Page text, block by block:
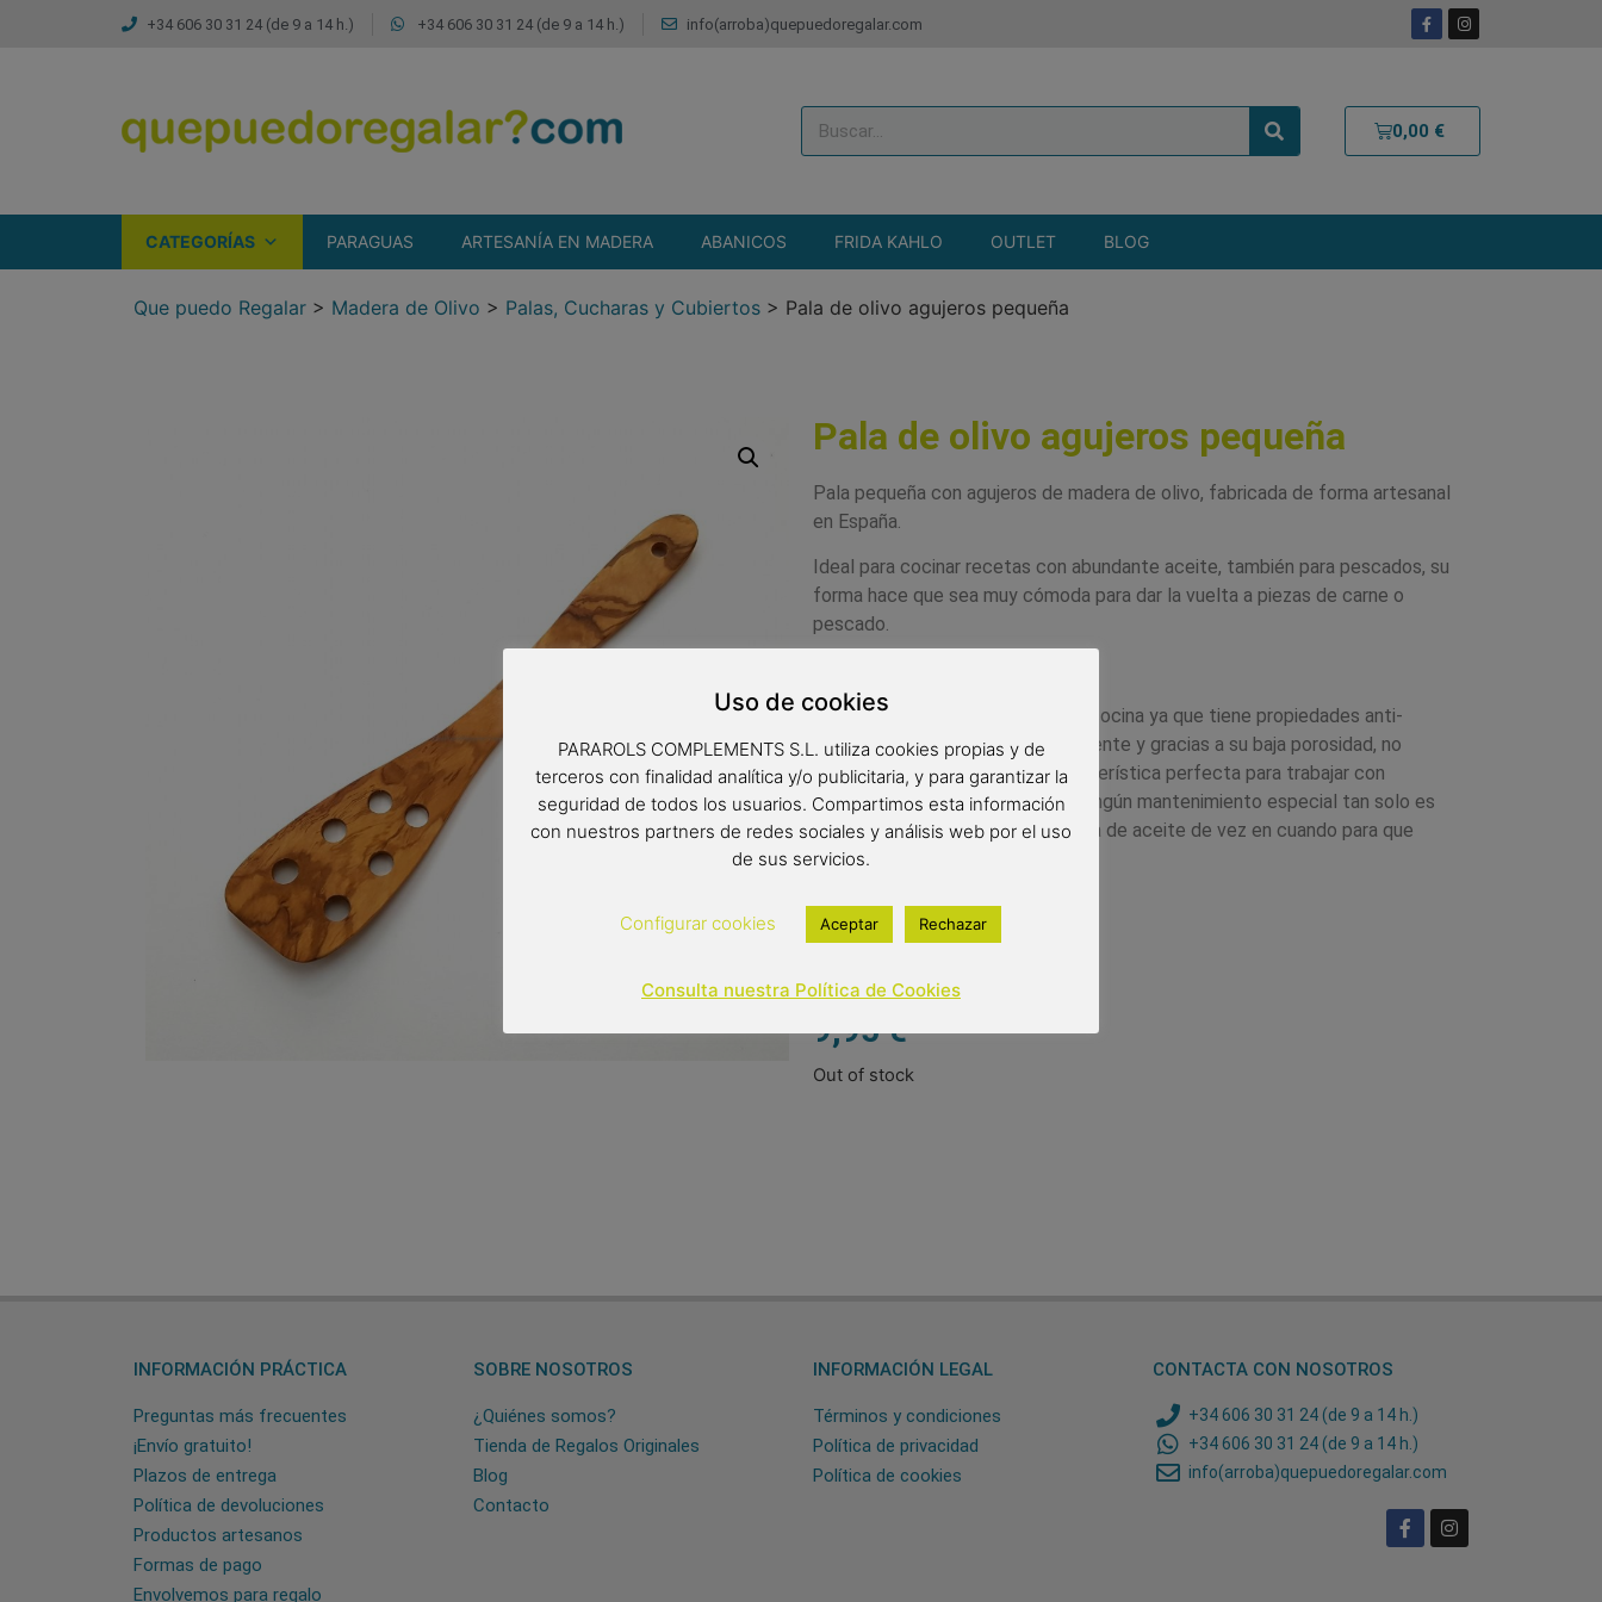
+34 606 30 31 24 (de 9 a 14 h.) +34 606 30 31 24 (de 9 a 14 h.) info(arroba)quepuedoregalar.com
0,00 €
CATEGORÍAS PARAGUAS ARTESANÍA EN MADERA ABANICOS FRIDA KAHLO OUTLET BLOG
Que puedo Regalar > Madera de Olivo > Palas, Cucharas y Cubiertos > Pala de olivo agujeros pequeña
Pala de olivo agujeros pequeña
Pala pequeña con agujeros de madera de olivo, fabricada de forma artesanal
en España.
Ideal para cocinar recetas con abundante aceite, también para pescados, su
forma hace que sea muy cómoda para dar la vuelta a piezas de carne o
pescado.
El olivo es ideal para su uso en la cocina ya que tiene propiedades anti-
bacterianas. Es una madera resistente y gracias a su baja porosidad, no
absorbe líquidos ni sabores,característica perfecta para trabajar con
productos frescos. No requiere ningún mantenimiento especial tan solo es
aconsejable aplicarle una capa fina de aceite de vez en cuando para que
mantenga su color.
Medidas: 30×6 cm
9,95€
Out of stock
INFORMACIÓN PRÁCTICA
Preguntas más frecuentes
¡Envío gratuito!
Plazos de entrega
Política de devoluciones
Productos artesanos
Formas de pago
Envolvemos para regalo
SOBRE NOSOTROS
¿Quiénes somos?
Tienda de Regalos Originales
Blog
Contacto
INFORMACIÓN LEGAL
Términos y condiciones
Política de privacidad
Política de cookies
CONTACTA CON NOSOTROS
+34 606 30 31 24 (de 9 a 14 h.)
+34 606 30 31 24 (de 9 a 14 h.)
info(arroba)quepuedoregalar.com
Uso de cookies
PARAROLS COMPLEMENTS S.L. utiliza cookies propias y de
terceros con finalidad analítica y/o publicitaria, y para garantizar la
seguridad de todos los usuarios. Compartimos esta información
con nuestros partners de redes sociales y análisis web por el uso
de sus servicios.
Configurar cookies Aceptar Rechazar
Consulta nuestra Política de Cookies